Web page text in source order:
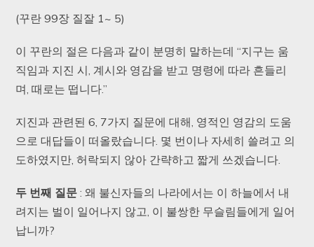
(꾸란 99장 질잘 1~ 5)
이 꾸란의 절은 다음과 같이 분명히 말하는데 “지구는 움
직임과 지진 시, 계시와 영감을 받고 명령에 따라 흔들리
며, 때로는 떱니다.”
지진과 관련된 6, 7가지 질문에 대해, 영적인 영감의 도움
으로 대답들이 떠올랐습니다. 몇 번이나 자세히 쓸려고 의
도하였지만, 허락되지 않아 간략하고 짧게 쓰겠습니다.
두 번째 질문 : 왜 불신자들의 나라에서는 이 하늘에서 내
려지는 벌이 일어나지 않고, 이 불쌍한 무슬림들에게 일어
납니까?